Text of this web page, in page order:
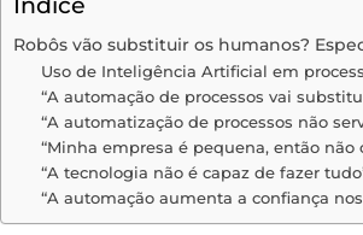
Robôs vão substituir os humanos?
Uso de Inteligência Artificial em
“A automação de processos vai
“A automatização de processos não
“Minha empresa é pequena, então não
“A tecnologia não é capaz de fazer
“A automação aumenta a confiança